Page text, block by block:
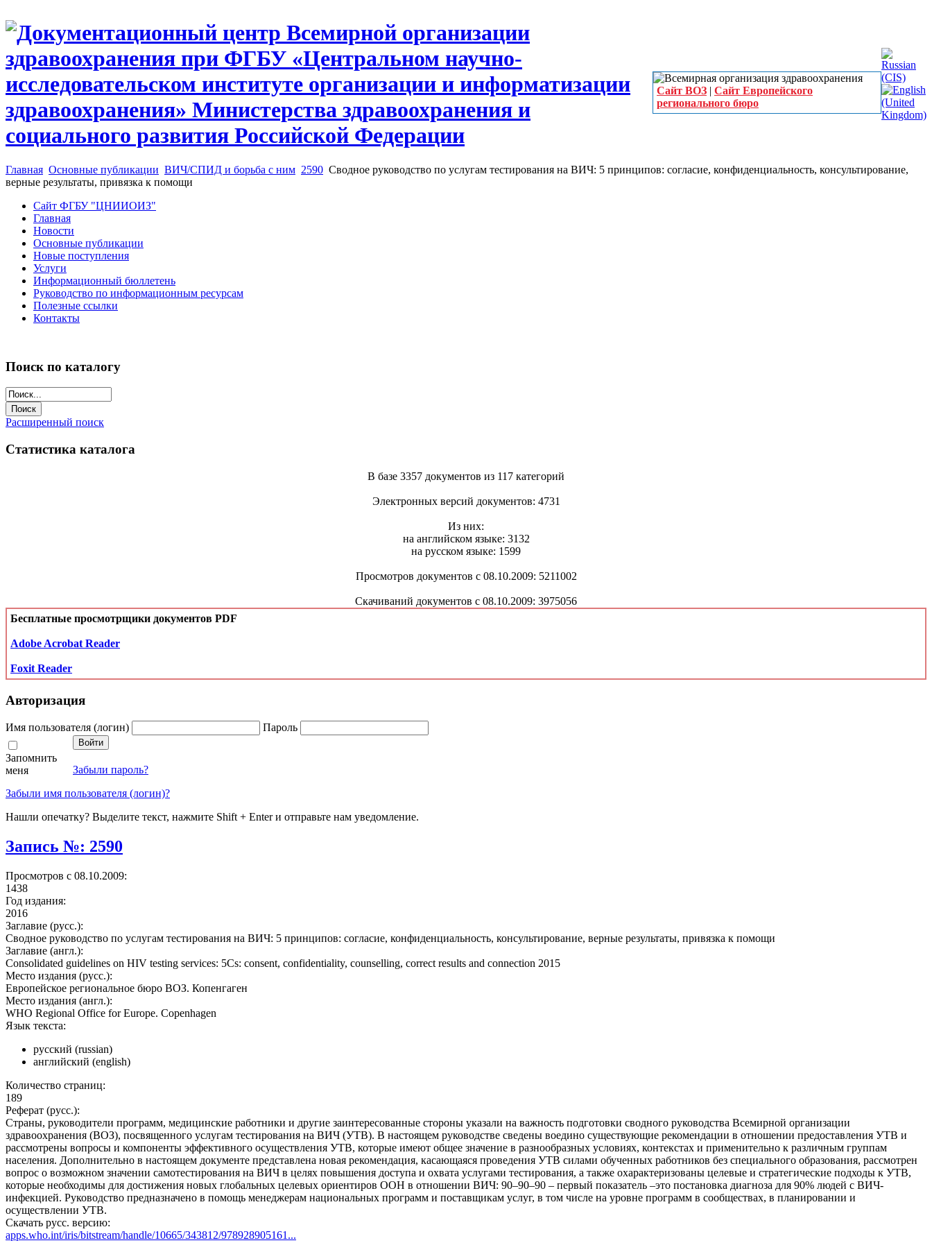
Сайт ВОЗ | Сайт Европейского
регионального бюро
Главная Основные публикации ВИЧ/СПИД и борьба с ним 2590 Сводное руководство по услугам тестирования на ВИЧ: 5 принципов: согласие, конфиденциальность, консультирование,
верные результаты, привязка к помощи
Сайт ФГБУ "ЦНИИОИЗ"
Главная
Новости
Основные публикации
Новые поступления
Услуги
Информационный бюллетень
Руководство по информационным ресурсам
Полезные ссылки
Контакты
Поиск по каталогу
Расширенный поиск
Статистика каталога
В базе 3357 документов из 117 категорий
Электронных версий документов: 4731
Из них:
на английском языке: 3132
на русском языке: 1599
Просмотров документов с 08.10.2009: 5211002
Скачиваний документов с 08.10.2009: 3975056
Бесплатные просмотрщики документов PDF
Adobe Acrobat Reader
Foxit Reader
Авторизация
Имя пользователя (логин) Пароль
Запомнить
меня
Забыли пароль?
Забыли имя пользователя (логин)?
Нашли опечатку? Выделите текст, нажмите Shift + Enter и отправьте нам уведомление.
Запись №: 2590
Просмотров с 08.10.2009:
1438
Год издания:
2016
Заглавие (русс.):
Сводное руководство по услугам тестирования на ВИЧ: 5 принципов: согласие, конфиденциальность, консультирование, верные результаты, привязка к помощи
Заглавие (англ.):
Consolidated guidelines on HIV testing services: 5Cs: consent, confidentiality, counselling, correct results and connection 2015
Место издания (русс.):
Европейское региональное бюро ВОЗ. Копенгаген
Место издания (англ.):
WHO Regional Office for Europe. Copenhagen
Язык текста:
русский (russian)
английский (english)
Количество страниц:
189
Реферат (русс.):
Страны, руководители программ, медицинские работники и другие заинтересованные стороны указали на важность подготовки сводного руководства Всемирной организации
здравоохранения (‎ВОЗ)‎, посвященного услугам тестирования на ВИЧ (‎УТВ)‎. В настоящем руководстве сведены воедино существующие рекомендации в отношении предоставления УТВ и
рассмотрены вопросы и компоненты эффективного осуществления УТВ, которые имеют общее значение в разнообразных условиях, контекстах и применительно к различным группам
населения. Дополнительно в настоящем документе представлена новая рекомендация, касающаяся проведения УТВ силами обученных работников без специального образования, рассмотрен
вопрос о возможном значении самотестирования на ВИЧ в целях повышения доступа и охвата услугами тестирования, а также охарактеризованы целевые и стратегические подходы к УТВ,
которые необходимы для достижения новых глобальных целевых ориентиров ООН в отношении ВИЧ: 90–90–90 – первый показатель –это постановка диагноза для 90% людей с ВИЧ-
инфекцией‎. Руководство предназначено в помощь менеджерам национальных программ и поставщикам услуг, в том числе на уровне программ в сообществах, в планировании и
осуществлении УТВ.
Скачать русс. версию:
apps.who.int/iris/bitstream/handle/10665/343812/978928905161...